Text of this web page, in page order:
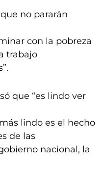
no pararán
con la pobreza
trabajo
que “es lindo ver
lindo es el hecho
de las
nacional, la